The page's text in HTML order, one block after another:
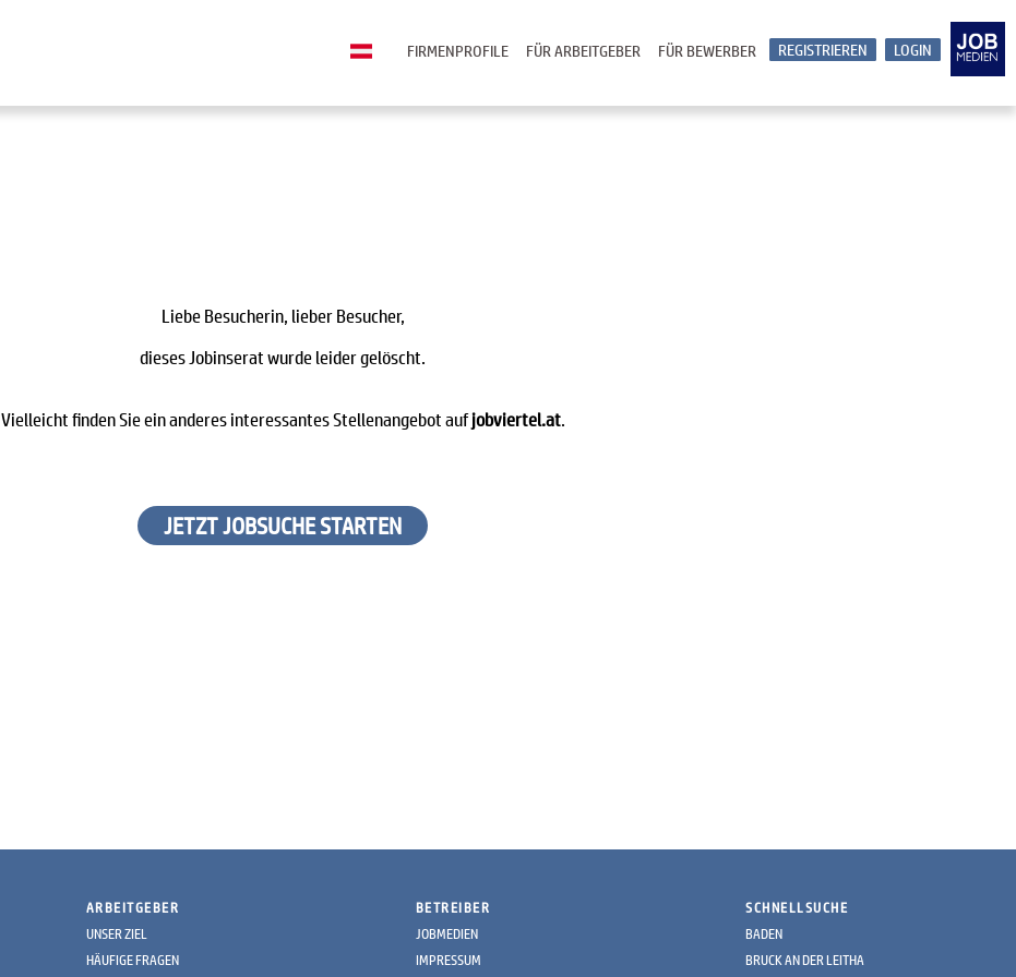
LOGIN
REGISTRIEREN
FÜR BEWERBER
FÜR ARBEITGEBER
FIRMENPROFILE
Liebe Besucherin, lieber Besucher,
dieses Jobinserat wurde leider gelöscht.
Vielleicht finden Sie ein anderes interessantes Stellenangebot aufjobviertel.at.
JETZT JOBSUCHE STARTEN
ARBEITGEBER
UNSER ZIEL
HÄUFIGE FRAGEN
BETREIBER
JOBMEDIEN
IMPRESSUM
SCHNELLSUCHE
BADEN
BRUCK AN DER LEITHA